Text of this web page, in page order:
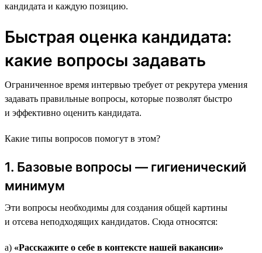
кандидата и каждую позицию.
Быстрая оценка кандидата:
какие вопросы задавать
Ограниченное время интервью требует от рекрутера умения
задавать правильные вопросы, которые позволят быстро
и эффективно оценить кандидата.
Какие типы вопросов помогут в этом?
1. Базовые вопросы — гигиенический
минимум
Эти вопросы необходимы для создания общей картины
и отсева неподходящих кандидатов. Сюда относятся:
а) «Расскажите о себе в контексте нашей вакансии»